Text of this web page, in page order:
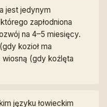
jest jedynym
zapłodniona
na 4–5 miesięcy.
kozioł ma
(gdy koźlęta
języku łowieckim